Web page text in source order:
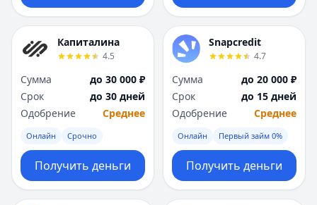
Капиталина
4.5
Сумма
до 30 000 ₽
Срок
до 30 дней
Одобрение
Среднее
Онлайн Срочно
Получить деньги
Snapcredit
4.7
Сумма
до 20 000 ₽
Срок
до 15 дней
Одобрение
Среднее
Онлайн Первый займ 0%
Получить деньги